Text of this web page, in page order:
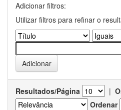
Adicionar filtros:
Utilizar filtros para refinar o
Resultados/Página |
Ordenar